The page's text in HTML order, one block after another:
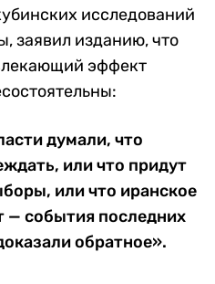
исследований
заявил изданию, что
эффект
думали, что
или что придут
или что иранское
— события последних
обратное».